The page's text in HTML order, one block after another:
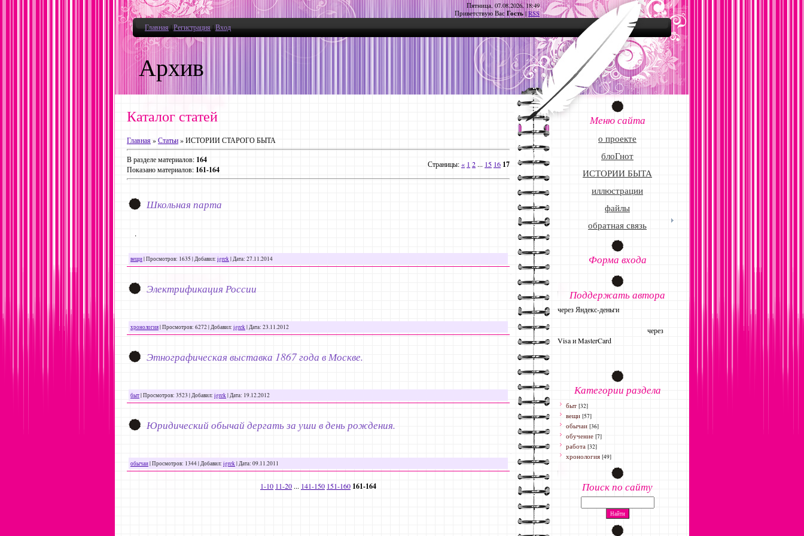
Пятница, 07.08.2026, 18:49
Приветствую Вас Гость | RSS
Архив
Главная|Регистрация|Вход
Каталог статей
Главная»Статьи» ИСТОРИИ СТАРОГО БЫТА
В разделе материалов: 164
Показано материалов: 161-164
Страницы:« 1 2 ... 15 16 17
Школьная парта
.
вещи|Просмотров: 1635 |Добавил: igrek|Дата: 27.11.2014
Электрификация России
хронология|Просмотров: 6272|Добавил: igrek|Дата: 23.11.2012
Этнографическая выставка 1867 года в Москве.
быт|Просмотров: 3523 |Добавил: igrek|Дата: 19.12.2012
Юридический обычай дергать за уши в день рождения.
обычаи|Просмотров: 1344|Добавил: igrek|Дата: 09.11.2011
1-10 11-20 ... 141-150 151-160 161-164
Меню сайта
о проекте
блоГнот
ИСТОРИИ БЫТА
иллюстрации
файлы
обратная связь
Форма входа
Поддержать автора
через Яндекс-деньги
через
Visa и MasterCard
Категории раздела
быт [32]
вещи [57]
обычаи [36]
обучение [7]
работа [32]
хронология [49]
Поиск по сайту